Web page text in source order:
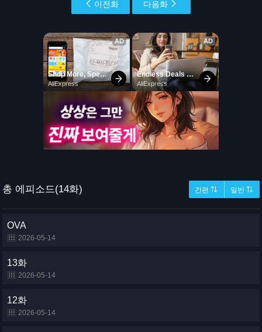
이전화 다음화
총 에피소드(14화) 간편 ⇅ 일반 ⇅
OVA
2026-05-14
13화
2026-05-14
12화
2026-05-14